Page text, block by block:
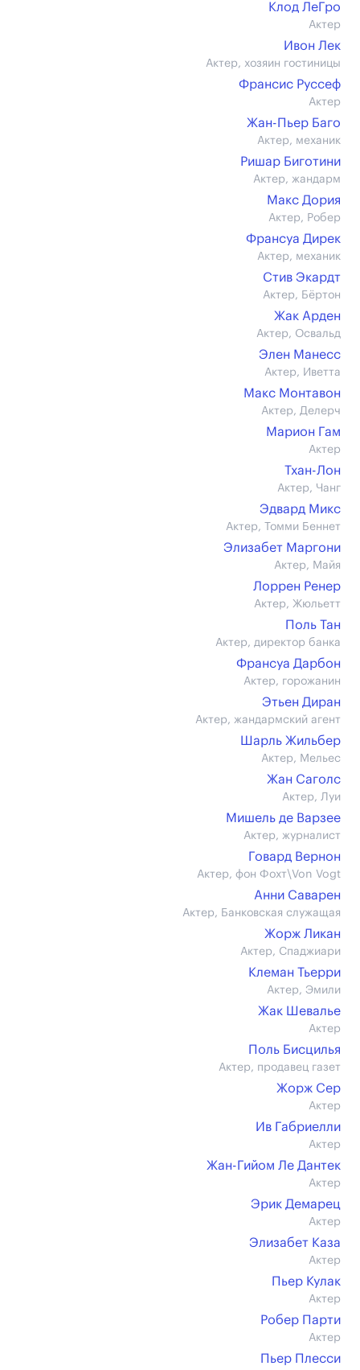
Клод ЛеГро
Актер
Ивон Лек
Актер, хозяин гостиницы
Франсис Руссеф
Актер
Жан-Пьер Баго
Актер, механик
Ришар Биготини
Актер, жандарм
Макс Дория
Актер, Робер
Франсуа Дирек
Актер, механик
Стив Экардт
Актер, Бёртон
Жак Арден
Актер, Освальд
Элен Манесс
Актер, Иветта
Макс Монтавон
Актер, Делерч
Марион Гам
Актер
Тхан-Лон
Актер, Чанг
Эдвард Микс
Актер, Томми Беннет
Элизабет Маргони
Актер, Майя
Лоррен Ренер
Актер, Жюльетт
Поль Тан
Актер, директор банка
Франсуа Дарбон
Актер, горожанин
Этьен Диран
Актер, жандармский агент
Шарль Жильбер
Актер, Мельес
Жан Саголс
Актер, Луи
Мишель де Варзее
Актер, журналист
Говард Вернон
Актер, фон Фохт\Von Vogt
Анни Саварен
Актер, Банковская служащая
Жорж Ликан
Актер, Спаджиари
Клеман Тьерри
Актер, Эмили
Жак Шевалье
Актер
Поль Бисцилья
Актер, продавец газет
Жорж Сер
Актер
Ив Габриелли
Актер
Жан-Гийом Ле Дантек
Актер
Эрик Демарец
Актер
Элизабет Каза
Актер
Пьер Кулак
Актер
Робер Парти
Актер
Пьер Плесси